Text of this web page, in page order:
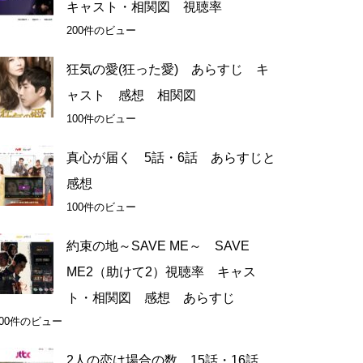
キャスト・相関図 視聴率
200件のビュー
狂気の愛(狂った愛) あらすじ キ
ャスト 感想 相関図
100件のビュー
真心が届く 5話・6話 あらすじと
感想
100件のビュー
約束の地～SAVE ME～ SAVE
ME2（助けて2）視聴率 キャス
ト・相関図 感想 あらすじ
件のビュー
2人の恋は場合の数 15話・16話